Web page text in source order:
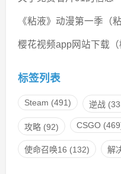
《粘液》动漫第一季（
樱花视频app网站下载（
标签列表
Steam (491) 逆战
攻略(92) CSGO
使命召唤16 (132) 解